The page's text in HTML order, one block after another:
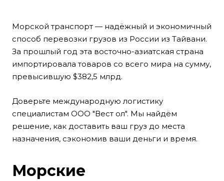
Морской транспорт — надёжный и экономичный
способ перевозки грузов из России из Тайвани.
За прошлый год эта восточно-азиатская страна
импортировала товаров со всего мира на сумму,
превысившую $382,5 млрд.
Доверьте международную логистику
специалистам ООО "Вест ол". Мы найдём
решение, как доставить ваш груз до места
назначения, сэкономив ваши деньги и время.
Морские